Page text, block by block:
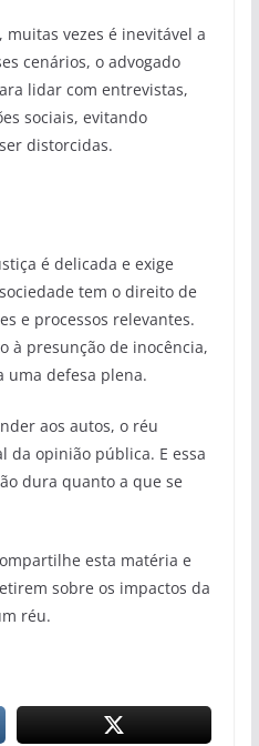
muitas vezes é inevitável a
cenários, o advogado
lidar com entrevistas,
sociais, evitando
distorcidas.
é delicada e exige
tem o direito de
e processos relevantes.
à presunção de inocência,
uma defesa plena.
aos autos, o réu
da opinião pública. E essa
dura quanto a que se
esta matéria e
sobre os impactos da
réu.